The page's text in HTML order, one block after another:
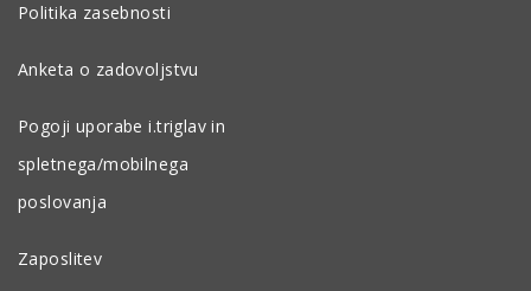
Politika zasebnosti
Anketa o zadovoljstvu
Pogoji uporabe i.triglav in
spletnega/mobilnega
poslovanja
Zaposlitev